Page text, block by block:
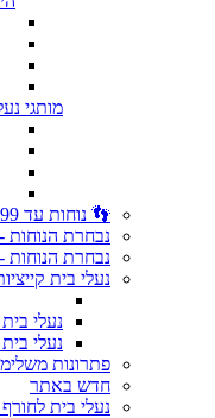
מותגי
👣 נוחות עד ₪299
נבחרת הנוחות
נבחרת הנוחות
נעלי בית
נעלי
נעלי
פתרונות
חדש באתר
נעלי בית